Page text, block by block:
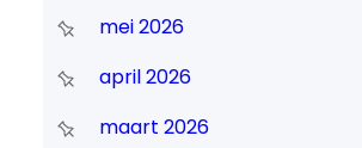
mei 2026
april 2026
maart 2026